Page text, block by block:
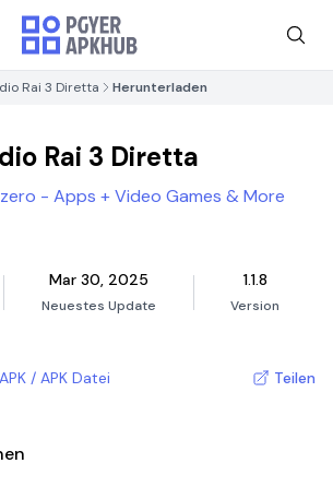
Rai 3 Diretta Herunterladen
Rai 3 Diretta
- Apps + Video Games & More
Mar 30, 2025
Neuestes Update
1.1.8
Version
/ APK Datei Teilen